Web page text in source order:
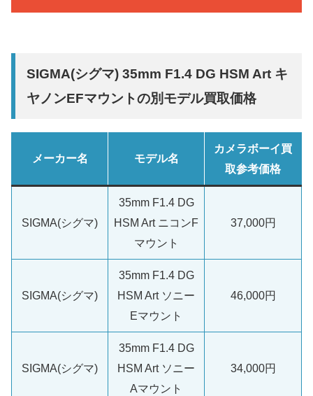
SIGMA(シグマ) 35mm F1.4 DG HSM Art キ
ヤノンEFマウントの別モデル買取価格
メーカー名 モデル名
カメラボーイ買
取参考価格
SIGMA(シグマ)
35mm F1.4 DG
HSM Art ニコンF
マウント
37,000円
SIGMA(シグマ)
35mm F1.4 DG
HSM Art ソニー
Eマウント
46,000円
SIGMA(シグマ)
35mm F1.4 DG
HSM Art ソニー
Aマウント
34,000円